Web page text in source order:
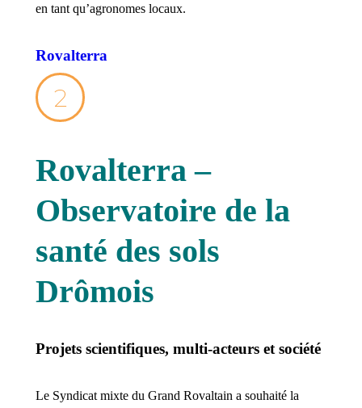
en tant qu’agronomes locaux.
Rovalterra
2
Rovalterra –
Observatoire de la
santé des sols
Drômois
Projets scientifiques, multi-acteurs et société
Le Syndicat mixte du Grand Rovaltain a souhaité la